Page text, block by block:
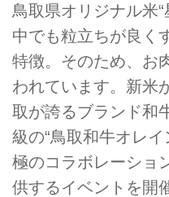
鳥取県オリジナル米
中でも粒立ちが良く
特徴。そのため、お
われています。新米
取が誇るブランド和
級の“鳥取和牛オレ
極のコラボレーショ
供するイベントを開